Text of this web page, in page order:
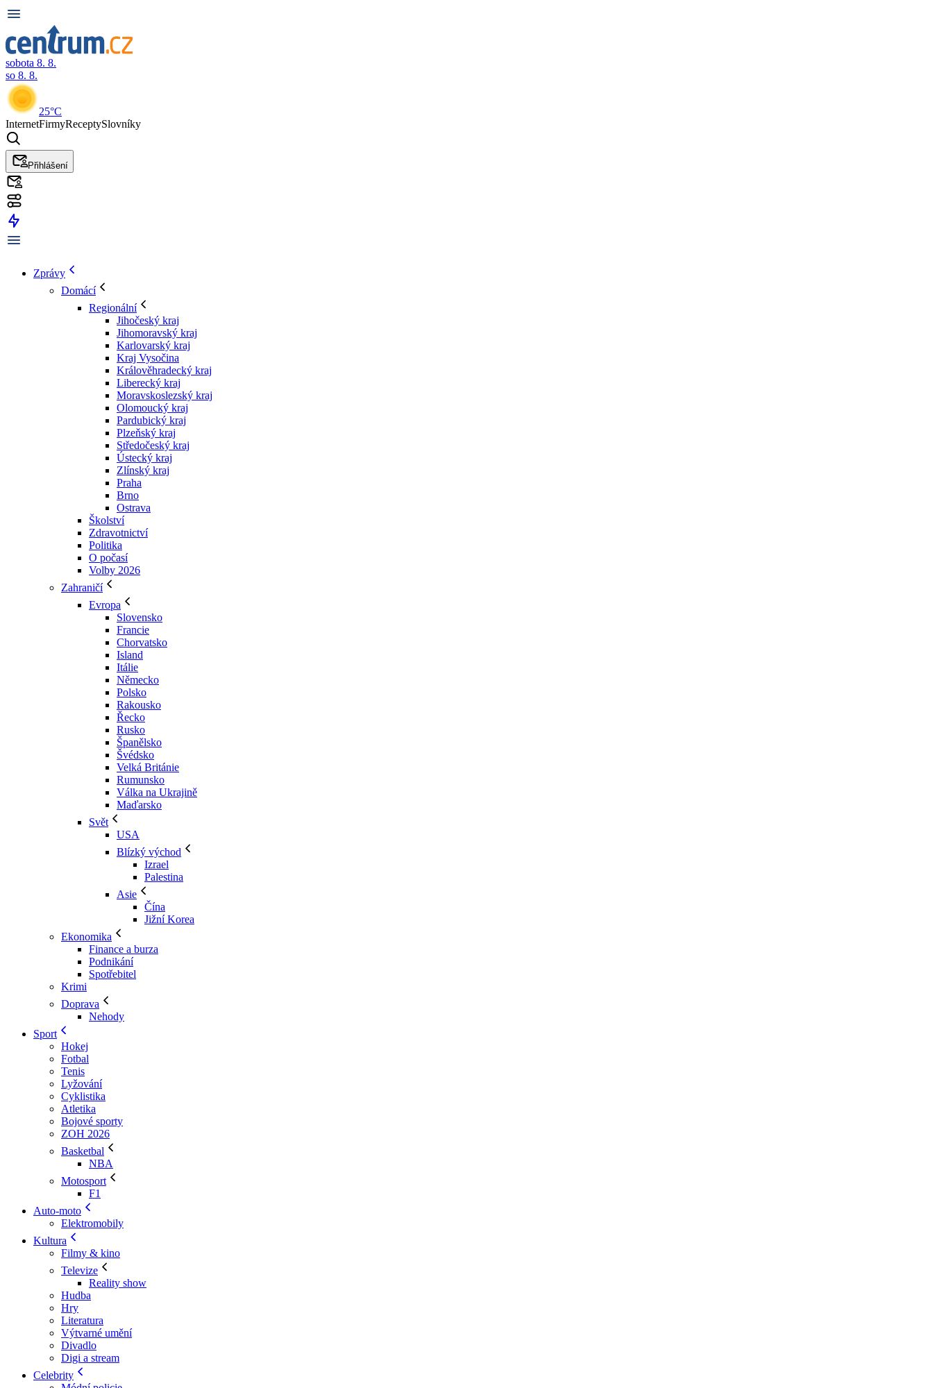
sobota 8. 8.
so 8. 8.
25°C
InternetFirmyReceptySlovníky
Přihlášení
Zprávy
Domácí
Regionální
Jihočeský kraj
Jihomoravský kraj
Karlovarský kraj
Kraj Vysočina
Králověhradecký kraj
Liberecký kraj
Moravskoslezský kraj
Olomoucký kraj
Pardubický kraj
Plzeňský kraj
Středočeský kraj
Ústecký kraj
Zlínský kraj
Praha
Brno
Ostrava
Školství
Zdravotnictví
Politika
O počasí
Volby 2026
Zahraničí
Evropa
Slovensko
Francie
Chorvatsko
Island
Itálie
Německo
Polsko
Rakousko
Řecko
Rusko
Španělsko
Švédsko
Velká Británie
Rumunsko
Válka na Ukrajině
Maďarsko
Svět
USA
Blízký východ
Izrael
Palestina
Asie
Čína
Jižní Korea
Ekonomika
Finance a burza
Podnikání
Spotřebitel
Krimi
Doprava
Nehody
Sport
Hokej
Fotbal
Tenis
Lyžování
Cyklistika
Atletika
Bojové sporty
ZOH 2026
Basketbal
NBA
Motosport
F1
Auto-moto
Elektromobily
Kultura
Filmy & kino
Televize
Reality show
Hudba
Hry
Literatura
Výtvarné umění
Divadlo
Digi a stream
Celebrity